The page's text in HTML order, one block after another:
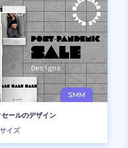
ールのデザイン
イズ